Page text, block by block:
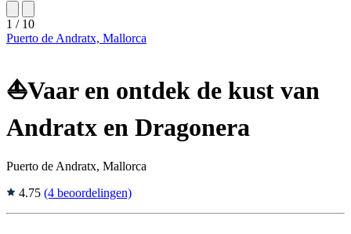
1 / 10
Puerto de Andratx, Mallorca
⛵️Vaar en ontdek de kust van
Andratx en Dragonera
Puerto de Andratx, Mallorca
4.75 (4 beoordelingen)